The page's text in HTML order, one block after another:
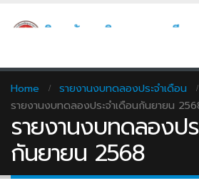
Home
รายงานงบทดลองประจำเดือน
รายงานงบทดลองประจำเดือนกันยายน
รายงานงบทดลองปร
กันยายน 2568